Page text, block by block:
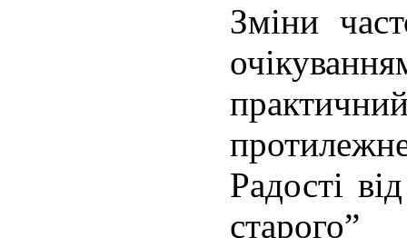
Зміни
Радості